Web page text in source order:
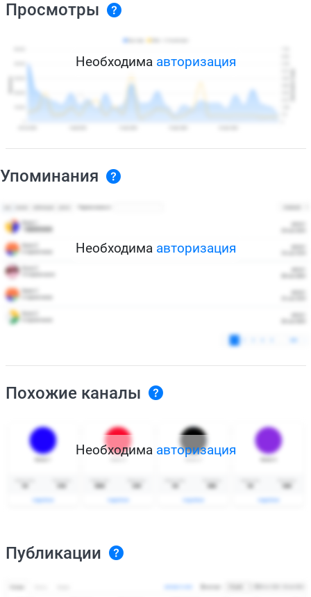
Просмотры
Необходима авторизация
Упоминания
Необходима авторизация
Похожие каналы
Необходима авторизация
Публикации